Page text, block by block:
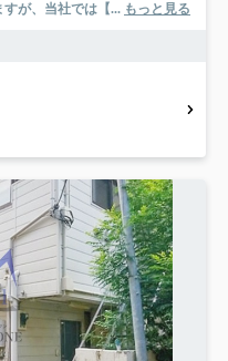
が、当社では【... もっと見る